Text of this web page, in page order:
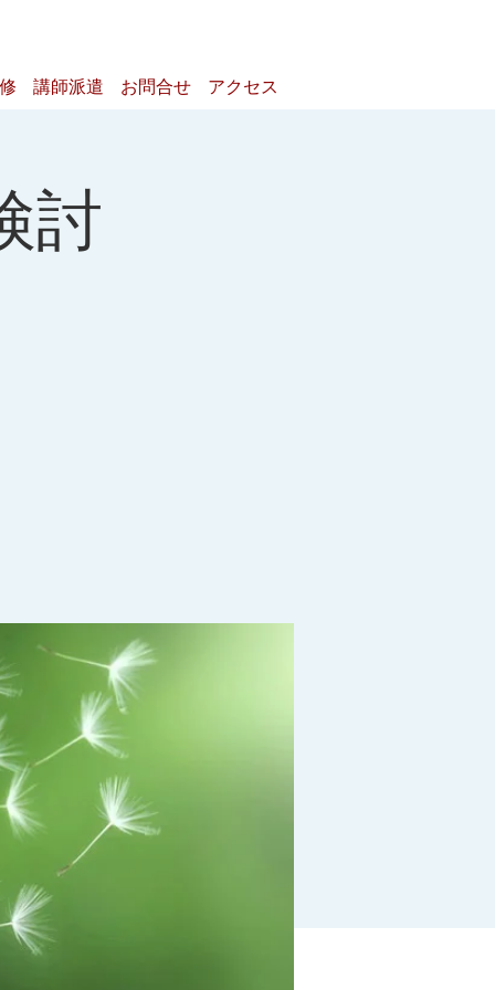
講師派遣 お問合せ アクセス
討